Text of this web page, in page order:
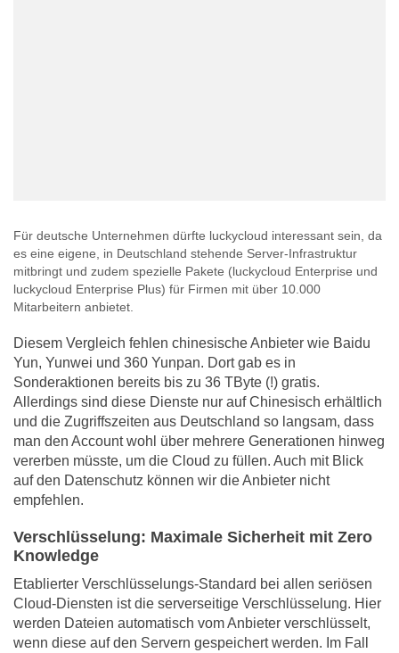
Für deutsche Unternehmen dürfte luckycloud interessant sein, da
es eine eigene, in Deutschland stehende Server-Infrastruktur
mitbringt und zudem spezielle Pakete (luckycloud Enterprise und
luckycloud Enterprise Plus) für Firmen mit über 10.000
Mitarbeitern anbietet.
Diesem Vergleich fehlen chinesische Anbieter wie Baidu
Yun, Yunwei und 360 Yunpan. Dort gab es in
Sonderaktionen bereits bis zu 36 TByte (!) gratis.
Allerdings sind diese Dienste nur auf Chinesisch erhältlich
und die Zugriffszeiten aus Deutschland so langsam, dass
man den Account wohl über mehrere Generationen hinweg
vererben müsste, um die Cloud zu füllen. Auch mit Blick
auf den Datenschutz können wir die Anbieter nicht
empfehlen.
Verschlüsselung: Maximale Sicherheit mit Zero
Knowledge
Etablierter Verschlüsselungs-Standard bei allen seriösen
Cloud-Diensten ist die serverseitige Verschlüsselung. Hier
werden Dateien automatisch vom Anbieter verschlüsselt,
wenn diese auf den Servern gespeichert werden. Im Fall